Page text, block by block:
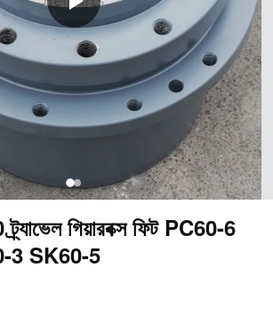
গিয়ারবক্স ফিট PC60-6
3 SK60-5